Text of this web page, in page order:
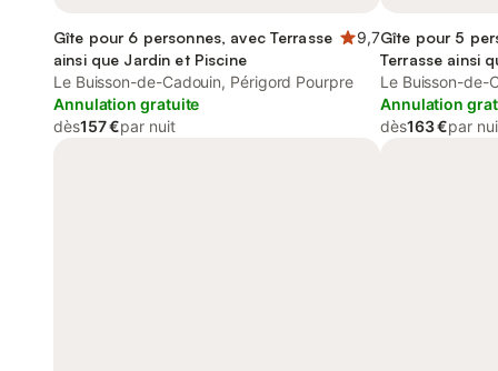
Gîte pour 6 personnes, avec Terrasse
ainsi que Jardin et Piscine
9,7
Le Buisson-de-Cadouin, Périgord Pourpre
Annulation gratuite
dès157 €par nuit
Gîte pour 5
Terrasse ainsi
Le Buisson-de-
Annulation
dès163 €par